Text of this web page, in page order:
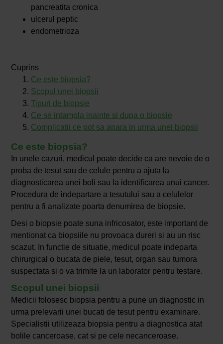
pancreatita cronica
ulcerul peptic
endometrioza
Cuprins
Ce este biopsia?
Scopul unei biopsii
Tipuri de biopsie
Ce se intampla inainte si dupa o biopsie
Complicatii ce pot sa apara in urma unei biopsii
Ce este biopsia?
In unele cazuri, medicul poate decide ca are nevoie de o
proba de tesut sau de celule pentru a ajuta la
diagnosticarea unei boli sau la identificarea unui cancer.
Procedura de indepartare a tesutului sau a celulelor
pentru a fi analizate poarta denumirea de biopsie.
Desi o biopsie poate suna infricosator, este important de
mentionat ca biopsiile nu provoaca dureri si au un risc
scazut. In functie de situatie, medicul poate indeparta
chirurgical o bucata de piele, tesut, organ sau tumora
suspectata si o va trimite la un laborator pentru testare.
Scopul unei biopsii
Medicii folosesc biopsia pentru a pune un diagnostic in
urma prelevarii unei bucati de tesut pentru examinare.
Specialistii utilizeaza biopsia pentru a diagnostica atat
bolile canceroase, cat si pe cele necanceroase.